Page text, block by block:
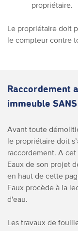
propriétaire.
Le propriétaire doit
le compteur contre
Raccordement
immeuble
Avant toute
le propriétaire doit
raccordement. A
Eaux de son projet
en haut de cette
Eaux procède à la
d'eau.
Les travaux de